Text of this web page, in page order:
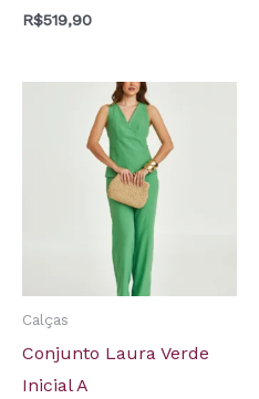
R$519,90
Calças
Conjunto Laura Verde
Inicial A